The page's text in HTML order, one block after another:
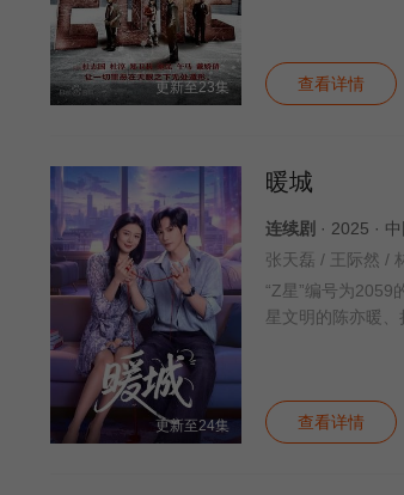
更新至23集 查看详情
更新至24集
暖城
连续剧 · 2025 ·
张天磊 / 王际然 /
“Z星”编号为2059
星文明的陈亦暖
查看详情